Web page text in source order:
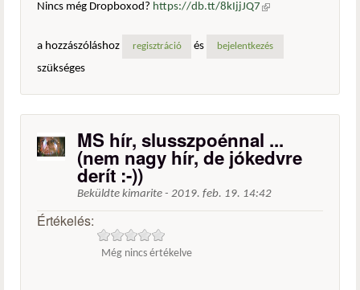
Nincs még Dropboxod? https://db.tt/8kIjjJQ7 (külső
a hozzászóláshoz
regisztráció és bejelentkezés
szükséges
MS hír, slusszpoénnal ...
(nem nagy hír, de jókedvre
derít :-))
Beküldte kimarite - 2019. feb. 19. 14:42
Értékelés:
Még nincs értékelve